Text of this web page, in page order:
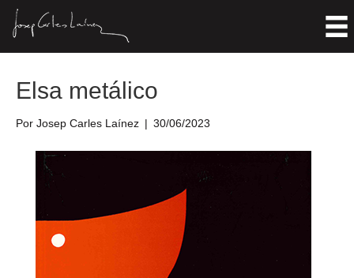
Entradas Etiquetadas ‘1998’
Elsa metálico
Por Josep Carles Laínez | 30/06/2023